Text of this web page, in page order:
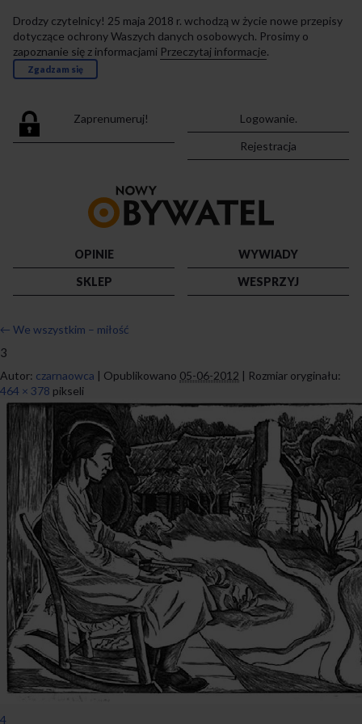
Drodzy czytelnicy! 25 maja 2018 r. wchodzą w życie nowe przepisy
dotyczące ochrony Waszych danych osobowych. Prosimy o
zapoznanie się z informacjami Przeczytaj informacje.
Zgadzam się
Zaprenumeruj!
Logowanie.
Rejestracja
strony
OPINIE
WYWIADY
SKLEP
WESPRZYJ
← We wszystkim – miłość
3
Autor: czarnaowca | Opublikowano 05-06-2012 | Rozmiar oryginału:
464 × 378 pikseli
4